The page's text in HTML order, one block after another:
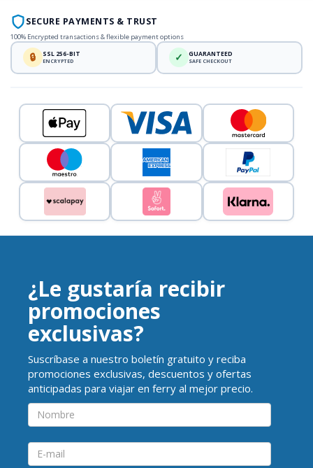
SECURE PAYMENTS & TRUST
100% Encrypted transactions & flexible payment options
🔒 SSL 256-BIT
ENCRYPTED ✓ GUARANTEED
SAFE CHECKOUT
¿Le gustaría recibir
promociones
exclusivas?
Suscríbase a nuestro boletín gratuito y reciba
promociones exclusivas, descuentos y ofertas
anticipadas para viajar en ferry al mejor precio.